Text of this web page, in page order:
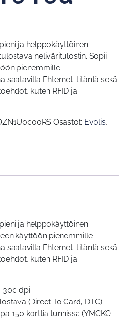
ja helppokäyttöinen
neliväritulostin. Sopii
pienemmille
saatavilla Ehternet-liitäntä sekä
kuten RFID ja
Osastot: Evolis,
ja helppokäyttöinen
käyttöön pienemmille
saatavilla Ehternet-liitäntä sekä
kuten RFID ja
300 dpi
(Direct To Card, DTC)
150 korttia tunnissa (YMCKO